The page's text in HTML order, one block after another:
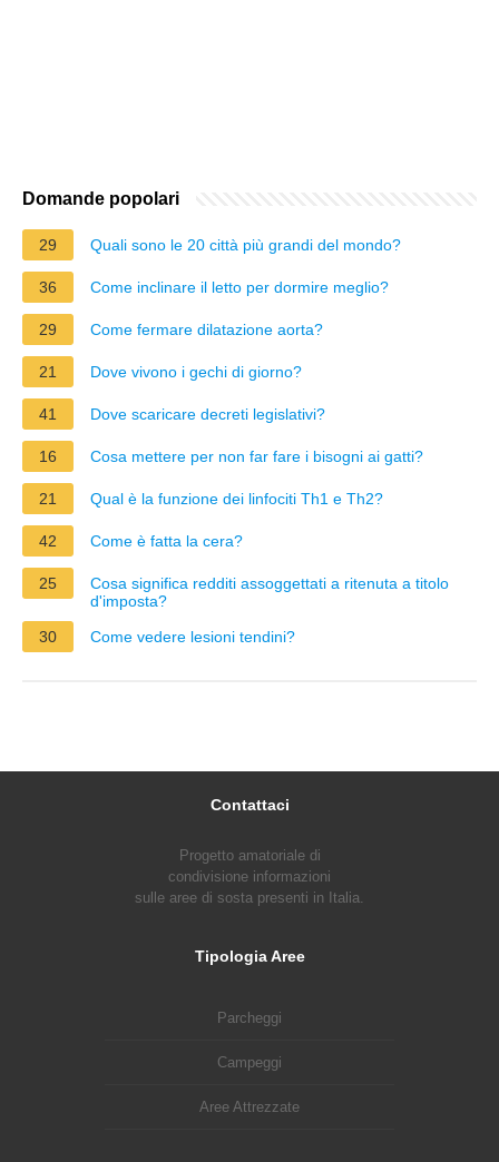
Domande popolari
29 Quali sono le 20 città più grandi del mondo?
36 Come inclinare il letto per dormire meglio?
29 Come fermare dilatazione aorta?
21 Dove vivono i gechi di giorno?
41 Dove scaricare decreti legislativi?
16 Cosa mettere per non far fare i bisogni ai gatti?
21 Qual è la funzione dei linfociti Th1 e Th2?
42 Come è fatta la cera?
25
Cosa significa redditi assoggettati a ritenuta a titolo
d'imposta?
30
Come vedere lesioni tendini?
Contattaci
Progetto amatoriale di
condivisione informazioni
sulle aree di sosta presenti in Italia.
Tipologia Aree
Parcheggi
Campeggi
Aree Attrezzate